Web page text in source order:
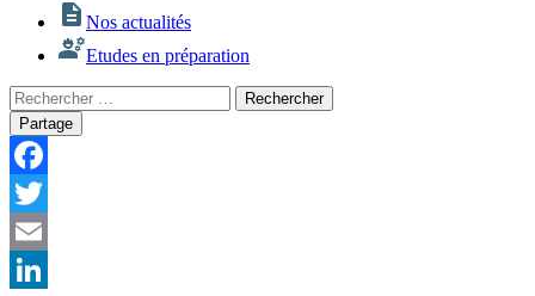
Nos actualités
Etudes en préparation
Rechercher
:
Rechercher
Partage
Facebook
Twitter
Email